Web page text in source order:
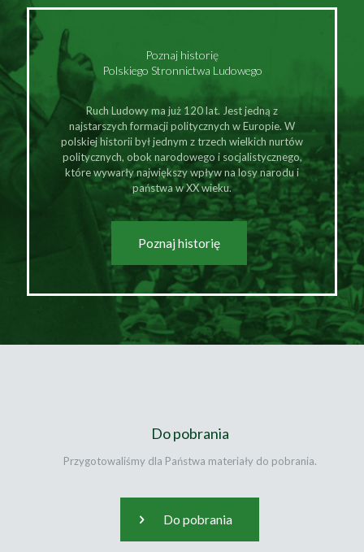
Poznaj historię
Polskiego Stronnictwa Ludowego
Ruch Ludowy ma już 120 lat. Jest jedną z
najstarszych formacji politycznych w Europie. W
polskiej historii był jednym z trzech wielkich nurtów
politycznych, obok narodowego i socjalistycznego,
które wywarły największy wpływ na losy narodu i
państwa w XX wieku.
Poznaj historię
Do pobrania
Przygotowaliśmy dla Państwa materiały do pobrania.
Do pobrania